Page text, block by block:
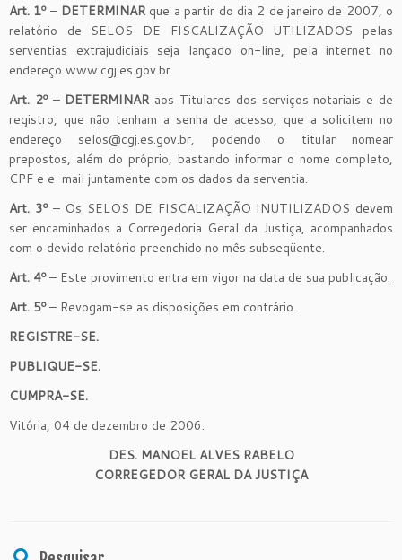
Art. 1º– DETERMINAR que a partir do dia 2 de janeiro de 2007, o
relatório de SELOS DE FISCALIZAÇÃO UTILIZADOS pelas
serventias extrajudiciais seja lançado on-line, pela internet no
endereço www.cgj.es.gov.br.
Art. 2º– DETERMINAR aos Titulares dos serviços notariais e de
registro, que não tenham a senha de acesso, que a solicitem no
endereço selos@cgj.es.gov.br, podendo o titular nomear
prepostos, além do próprio, bastando informar o nome completo,
CPF e e-mail juntamente com os dados da serventia.
Art. 3º – Os SELOS DE FISCALIZAÇÃO INUTILIZADOS devem
ser encaminhados a Corregedoria Geral da Justiça, acompanhados
com o devido relatório preenchido no mês subseqüente.
Art. 4º– Este provimento entra em vigor na data de sua publicação.
Art. 5º– Revogam-se as disposições em contrário.
REGISTRE-SE.
PUBLIQUE-SE.
CUMPRA-SE.
Vitória, 04 de dezembro de 2006.
DES. MANOEL ALVES RABELO
CORREGEDOR GERAL DA JUSTIÇA